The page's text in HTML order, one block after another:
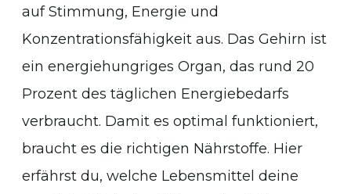
auf Stimmung, Energie und
Konzentrationsfähigkeit aus. Das Gehirn ist
ein energiehungriges Organ, das rund 20
Prozent des täglichen Energiebedarfs
verbraucht. Damit es optimal funktioniert,
braucht es die richtigen Nährstoffe. Hier
erfährst du, welche Lebensmittel deine